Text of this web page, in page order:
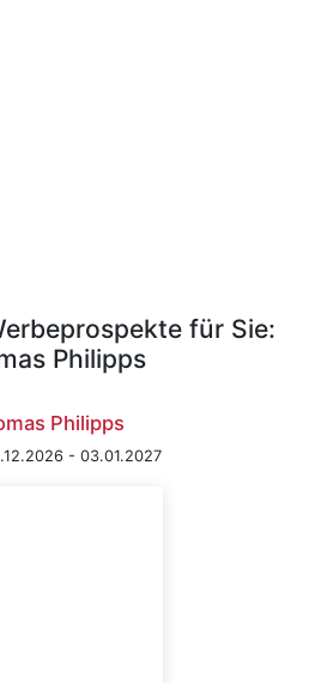
für Sie:
Philipps
Philipps
- 03.01.2027